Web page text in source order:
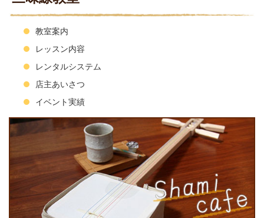
教室案内
レッスン内容
レンタルシステム
店主あいさつ
イベント実績